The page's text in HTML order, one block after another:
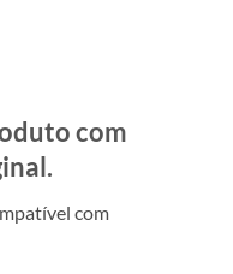
com
com